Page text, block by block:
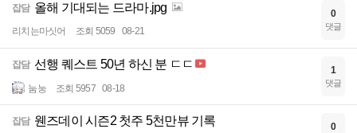
잡담 올해 기대되는 드라마.jpg
리치는마싯어 조회 5059 08-21
0
댓글
잡담 선행 퀘스트 50년 하신 분 ㄷㄷ
눔눙 조회 5957 08-18
1
댓글
잡담 웬즈데이 시즌2 첫주 5천만뷰 기록 0